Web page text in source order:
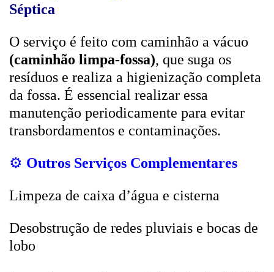
Séptica
O serviço é feito com caminhão a vácuo
(caminhão limpa-fossa), que suga os
resíduos e realiza a higienização completa
da fossa. É essencial realizar essa
manutenção periodicamente para evitar
transbordamentos e contaminações.
⚙️ Outros Serviços Complementares
Limpeza de caixa d’água e cisterna
Desobstrução de redes pluviais e bocas de
lobo